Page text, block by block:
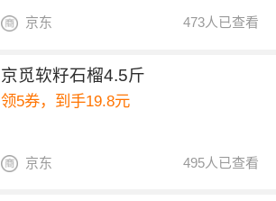
473人已查看
京东
京觅软籽石榴4.5斤
领5券，到手19.8元
495人已查看
京东